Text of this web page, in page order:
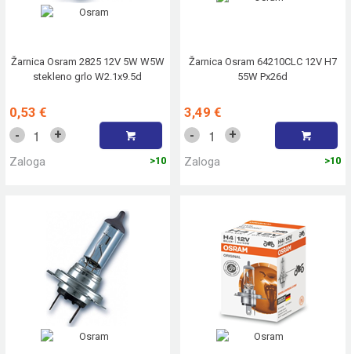
Žarnica Osram 2825 12V 5W W5W
stekleno grlo W2.1x9.5d
0,53 €
- +
Zaloga >10
Žarnica Osram 64210CLC 12V H7
55W Px26d
3,49 €
- +
Zaloga >10